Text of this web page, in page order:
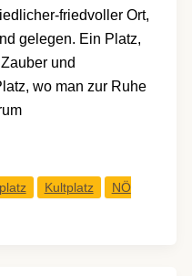
friedvoller Ort,
gelegen. Ein Platz,
und
wo man zur Ruhe
Kultplatz
NÖ